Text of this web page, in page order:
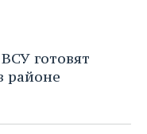
готовят
районе